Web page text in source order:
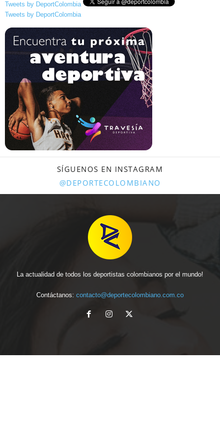
Tweets by DeportColombia
Tweets by DeportColombia
SÍGUENOS EN INSTAGRAM
@DEPORTECOLOMBIANO
La actualidad de todos los deportistas colombianos por el mundo!
Contáctanos: contacto@deportecolombiano.com.co